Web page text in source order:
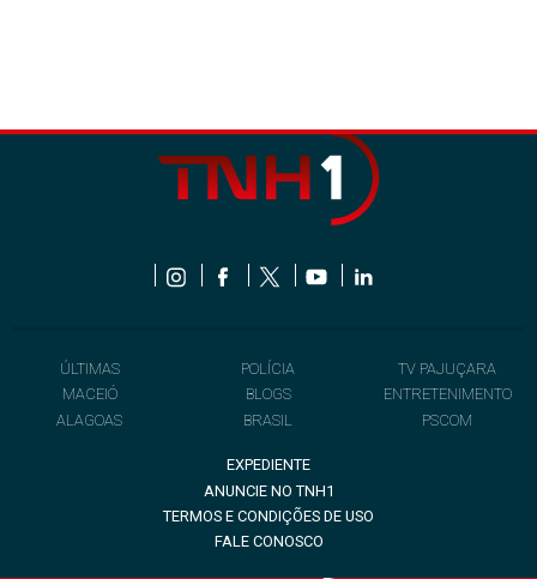
ÚLTIMAS
MACEIÓ
ALAGOAS
POLÍCIA
BLOGS
BRASIL
TV PAJUÇARA
ENTRETENIMENTO
PSCOM
EXPEDIENTE
ANUNCIE NO TNH1
TERMOS E CONDIÇÕES DE USO
FALE CONOSCO